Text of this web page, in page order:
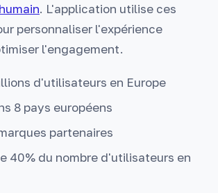
. L'application utilise ces
personnaliser l'expérience
l'engagement.
d'utilisateurs en Europe
8 pays européens
partenaires
40% du nombre d'utilisateurs en